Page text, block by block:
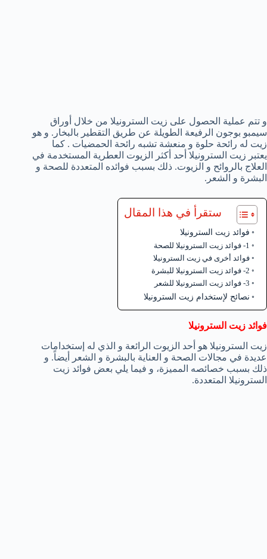
و تتم عملية الحصول على زيت السترونيلا من خلال أوراق
سيمبو بوجون الرفيعة الطويلة عن طريق التقطير بالبخار. و هو
زيت له رائحة حلوة و منعشة تشبه رائحة الحمضيات . كما
يعتبر زيت السترونيلا أحد أكثر الزيوت العطرية المستخدمة في
العلاج بالروائح و الزيوت. ذلك بسبب فوائده المتعددة للصحة و
البشرة و الشعر.
ستقرأ في هذا المقال
فوائد زيت السترونيلا
1- فوائد زيت السترونيلا للصحة
فوائد أخرى في زيت السترونيلا
2- فوائد زيت السترونيلا للبشرة
3- فوائد زيت السترونيلا للشعر
نصائح لإستخدام زيت السترونيلا
فوائد زيت السترونيلا
زيت السترونيلا هو أحد الزيوت الرائعة و الذي له إستخدامات
عديدة في مجالات الصحة و العناية بالبشرة و الشعر أيضاً. و
ذلك بسبب خصائصه المميزة، و فيما يلي بعض فوائد زيت
السترونيلا المتعددة.